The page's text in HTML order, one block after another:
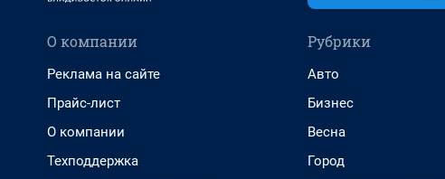
О компании
Реклама на сайте
Прайс-лист
О компании
Техподдержка
Рубрики
Авто
Бизнес
Весна
Город